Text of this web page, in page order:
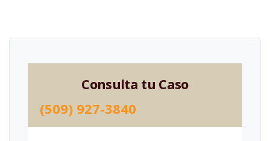
Consulta tu Caso
(509) 927-3840